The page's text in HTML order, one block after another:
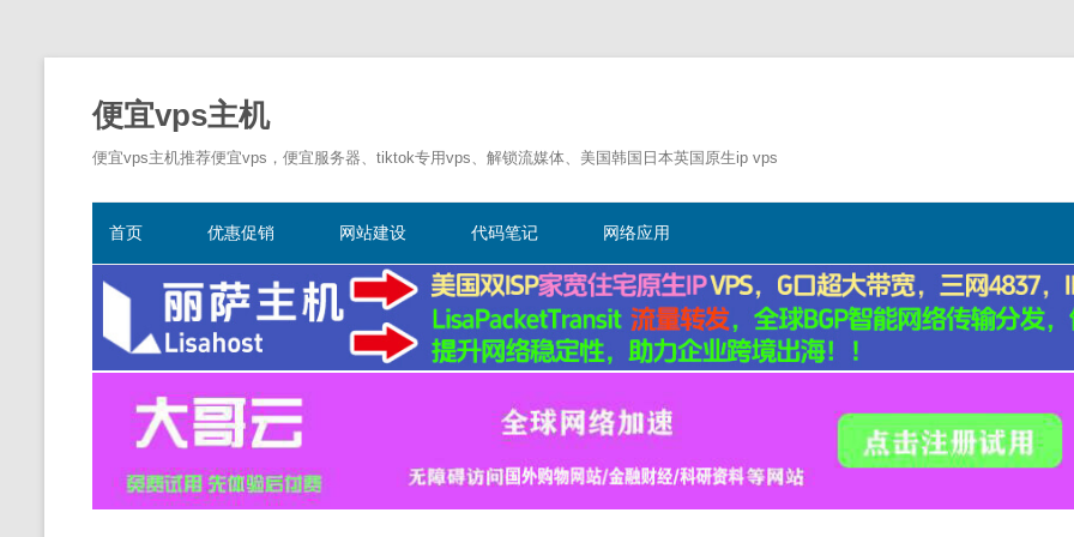
便宜vps主机
便宜vps主机推荐便宜vps，便宜服务器、tiktok专用vps、解锁流媒体、美国韩国日本英国原生ip vps
文
首页 优惠促销 网站建设 代码笔记 网络应用